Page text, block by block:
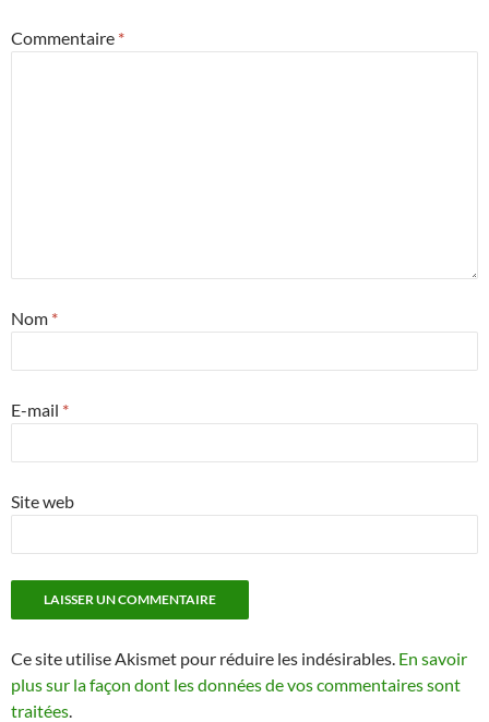
Commentaire *
Nom *
E-mail *
Site web
Ce site utilise Akismet pour réduire les indésirables. En savoir
plus sur la façon dont les données de vos commentaires sont
traitées.